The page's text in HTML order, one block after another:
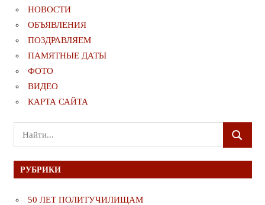
НОВОСТИ
ОБЪЯВЛЕНИЯ
ПОЗДРАВЛЯЕМ
ПАМЯТНЫЕ ДАТЫ
ФОТО
ВИДЕО
КАРТА САЙТА
Поиск
для:
ПОИСК
РУБРИКИ
50 ЛЕТ ПОЛИТУЧИЛИЩАМ